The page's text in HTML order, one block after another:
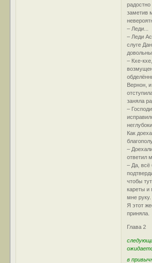
заметив
– Леди...
– Леди
слуге
– Кхе-
Вернон,
заняла
–
Как
–
ответил
– Да, всё
чтобы
кареты и
мне руку.
Я этот
приняла.
Глава 2
в